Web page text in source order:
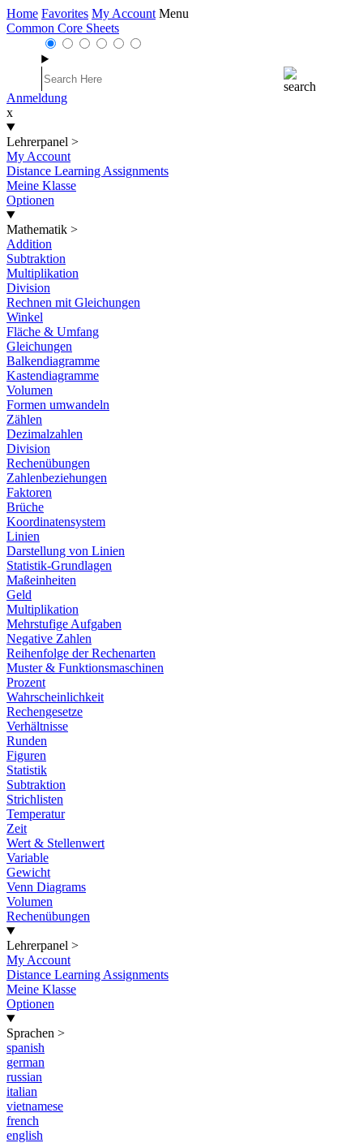
Home Favorites My Account Menu
Common Core Sheets
Anmeldung
x
Lehrerpanel >
My Account
Distance Learning Assignments
Meine Klasse
Optionen
Mathematik >
Addition
Subtraktion
Multiplikation
Division
Rechnen mit Gleichungen
Winkel
Fläche & Umfang
Gleichungen
Balkendiagramme
Kastendiagramme
Volumen
Formen umwandeln
Zählen
Dezimalzahlen
Division
Rechenübungen
Zahlenbeziehungen
Faktoren
Brüche
Koordinatensystem
Linien
Darstellung von Linien
Statistik-Grundlagen
Maßeinheiten
Geld
Multiplikation
Mehrstufige Aufgaben
Negative Zahlen
Reihenfolge der Rechenarten
Muster & Funktionsmaschinen
Prozent
Wahrscheinlichkeit
Rechengesetze
Verhältnisse
Runden
Figuren
Statistik
Subtraktion
Strichlisten
Temperatur
Zeit
Wert & Stellenwert
Variable
Gewicht
Venn Diagrams
Volumen
Rechenübungen
Lehrerpanel >
My Account
Distance Learning Assignments
Meine Klasse
Optionen
Sprachen >
spanish
german
russian
italian
vietnamese
french
english